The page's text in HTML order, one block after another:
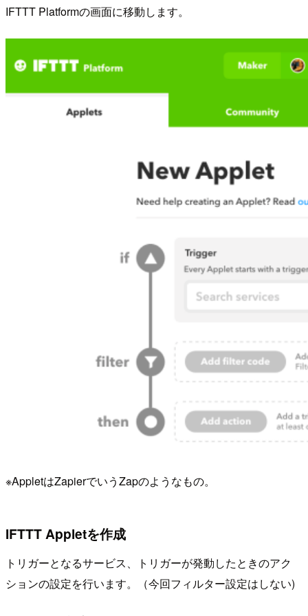
IFTTT Platformの画面に移動します。
※AppletはZapierでいうZapのようなもの。
IFTTT Appletを作成
トリガーとなるサービス、トリガーが発動したときのアク
ションの設定を行います。（今回フィルター設定はしない)